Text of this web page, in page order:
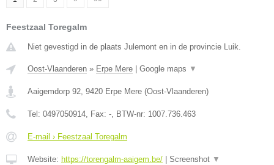
Feestzaal Toregalm
Niet gevestigd in de plaats Julemont en in de provincie Luik.
Oost-Vlaanderen » Erpe Mere Google maps ▼
Aaigemdorp 92, 9420 Erpe Mere (Oost-Vlaanderen)
Tel: 0497050914, Fax: -, BTW-nr: 1007.736.463
E-mail › Feestzaal Toregalm
Website: https://torengalm-aaigem.be/ Screenshot ▼